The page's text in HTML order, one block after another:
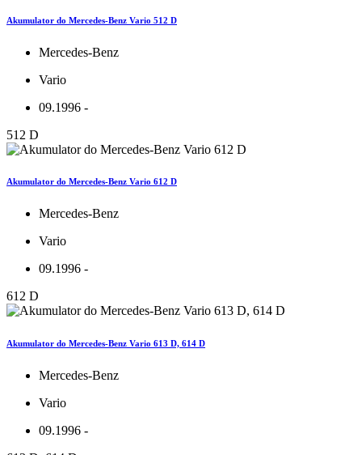
Akumulator do Mercedes-Benz Vario 512 D
Mercedes-Benz
Vario
09.1996 -
512 D
Akumulator do Mercedes-Benz Vario 612 D
Mercedes-Benz
Vario
09.1996 -
612 D
Akumulator do Mercedes-Benz Vario 613 D, 614 D
Mercedes-Benz
Vario
09.1996 -